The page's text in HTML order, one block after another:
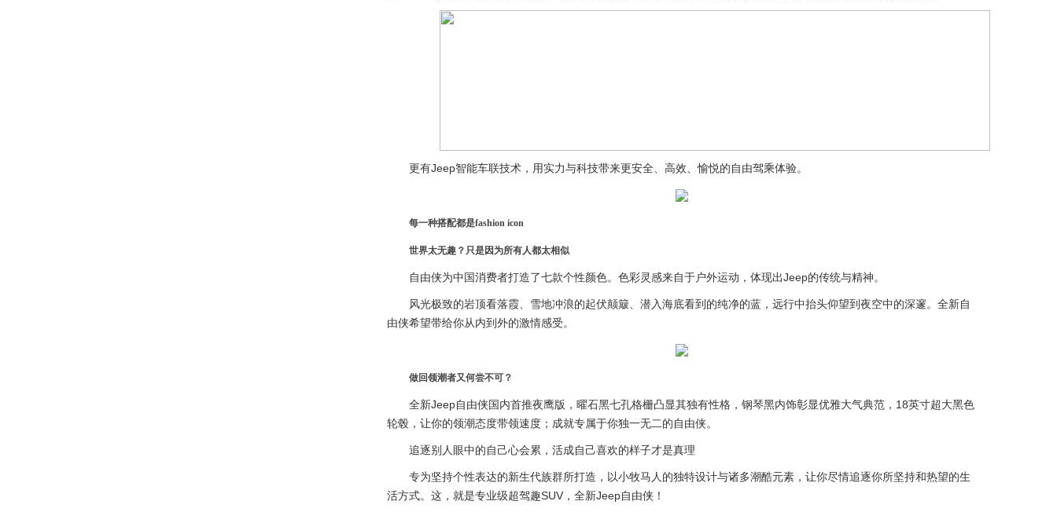
更有Jeep智能车联技术，用实力与科技带来更安全、高效、愉悦的自由驾乘体验。
每一种搭配都是fashion icon
世界太无趣？只是因为所有人都太相似
自由侠为中国消费者打造了七款个性颜色。色彩灵感来自于户外运动，体现出Jeep的传统与精神。
风光极致的岩顶看落霞、雪地冲浪的起伏颠簸、潜入海底看到的纯净的蓝，远行中抬头仰望到夜空中的深邃。全新自
由侠希望带给你从内到外的激情感受。
做回领潮者又何尝不可？
全新Jeep自由侠国内首推夜鹰版，曜石黑七孔格栅凸显其独有性格，钢琴黑内饰彰显优雅大气典范，18英寸超大黑色
轮毂，让你的领潮态度带领速度；成就专属于你独一无二的自由侠。
追逐别人眼中的自己心会累，活成自己喜欢的样子才是真理
专为坚持个性表达的新生代族群所打造，以小牧马人的独特设计与诸多潮酷元素，让你尽情追逐你所坚持和热望的生
活方式。这，就是专业级超驾趣SUV，全新Jeep自由侠！